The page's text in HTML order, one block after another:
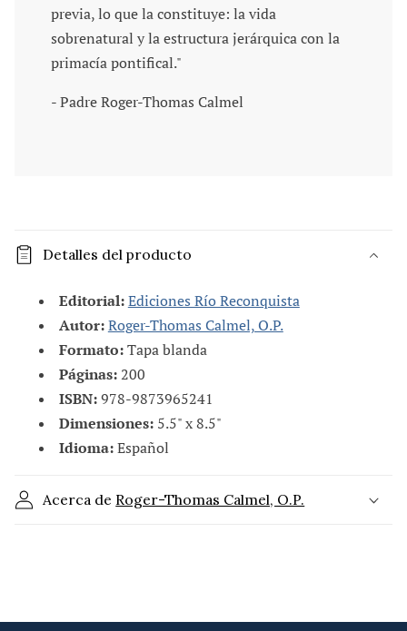
previa, lo que la constituye: la vida
sobrenatural y la estructura jerárquica con la
primacía pontifical."
- Padre Roger-Thomas Calmel
o
n
s
p
Detalles del producto
Editorial: Ediciones Río Reconquista
Autor: Roger-Thomas Calmel, O.P.
Formato:Tapa blanda
Páginas:200
ISBN:978-9873965241
Dimensiones:5.5" x 8.5"
Idioma:Español
Acerca de Roger-Thomas Calmel, O.P.